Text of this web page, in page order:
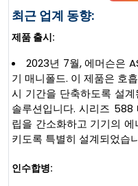
최근 업계 동향:
제품 출시:
2023년 7월, 에머슨은
기 매니폴드. 이 제품은 호
시 기간을 단축하도록 설
솔루션입니다. 시리즈
립을 간소화하고 기기의
키도록 특별히 설계되었습
인수합병: